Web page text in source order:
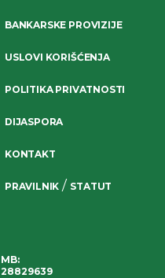
BANKARSKE PROVIZIJE
USLOVI KORIŠĆENJA
POLITIKA PRIVATNOSTI
DIJASPORA
KONTAKT
PRAVILNIK / STATUT
MB:
28829639